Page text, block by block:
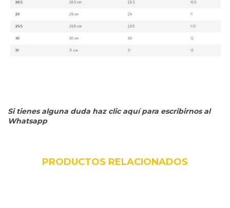
Si tienes alguna duda haz clic aquí para escribirnos al
Whatsapp
PRODUCTOS RELACIONADOS